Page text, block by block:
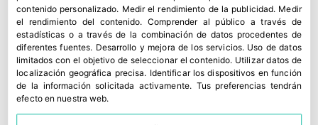
rapidez” para llegar al destino porque estamos
“ante un ser vivo”.
Tanto el presidente como el secretario de la
asociación han destacado la “coherencia” y la
“rapidez” con la que han actuado desde la DGT
contenido personalizado. Medir el rendimiento de la publicidad. Medir
el rendimiento del contenido.Comprender al público a través de
estadísticas o a través de la combinación de datos procedentes de
diferentes fuentes. Desarrollo y mejora de los servicios. Uso de datos
limitados con el objetivo de seleccionar el contenido. Utilizar datos de
localización geográfica precisa. Identificar los dispositivos en función
de la información solicitada activamente. Tus preferencias tendrán
efecto en nuestra web.